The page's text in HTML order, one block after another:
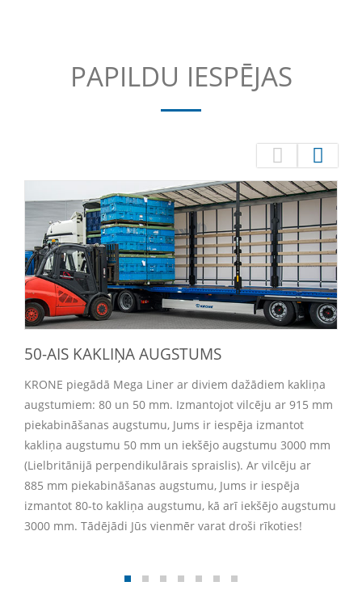
PAPILDU IESPĒJAS
50-AIS KAKLIŅA AUGSTUMS
KRONE piegādā Mega Liner ar diviem dažādiem kakliņa
augstumiem: 80 un 50 mm. Izmantojot vilcēju ar 915 mm
piekabināšanas augstumu, Jums ir iespēja izmantot
kakliņa augstumu 50 mm un iekšējo augstumu 3000 mm
(Lielbritānijā perpendikulārais spraislis). Ar vilcēju ar
885 mm piekabināšanas augstumu, Jums ir iespēja
izmantot 80-to kakliņa augstumu, kā arī iekšējo augstumu
3000 mm. Tādējādi Jūs vienmēr varat droši rīkoties!